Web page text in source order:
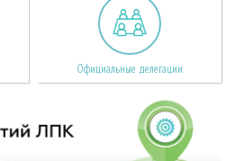
Официальные делегации